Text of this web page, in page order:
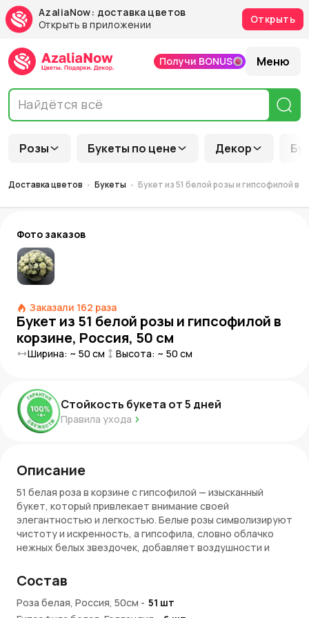
AzaliaNow: доставка цветов
Открыть в приложении
Открыть
Розы Букеты по цене Декор
Получи BONUS Меню
Доставка цветов Букеты Букет из 51 белой розы и гипсофилой в
Фото заказов
Заказали 162 раза
Букет из 51 белой розы и гипсофилой в
корзине, Россия, 50 см
Ширина: ~ 50 см Высота: ~ 50 см
Стойкость букета от5 дней
Правила ухода
Описание
51 белая роза в корзине с гипсофилой — изысканный
букет, который привлекает внимание своей
элегантностью и легкостью. Белые розы символизируют
чистоту и искренность, а гипсофила, словно облачко
нежных белых звездочек, добавляет воздушности и
приобретает особый шарм, создавая ощущение
гармонии и утонченности.
Символика белых роз и гипсофилы
Состав
Роза белая, Россия, 50см - 51 шт